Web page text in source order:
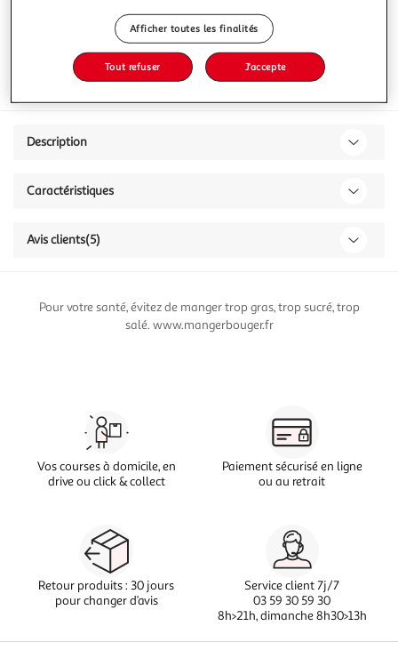
Description
Caractéristiques
Avis clients(5)
Pour votre santé, évitez de manger trop gras, trop sucré, trop
salé. www.mangerbouger.fr
Vos courses à domicile, en
drive ou click & collect
Paiement sécurisé en ligne
ou au retrait
Retour produits : 30 jours
pour changer d’avis
Service client 7j/7
03 59 30 59 30
8h>21h, dimanche 8h30>13h
Afficher toutes les finalités
Tout refuser J'accepte